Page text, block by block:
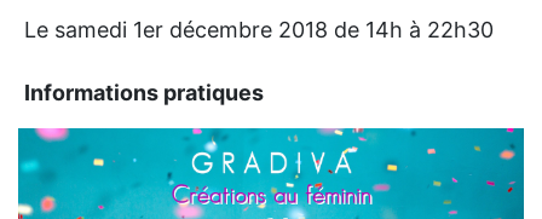
Le samedi 1er décembre 2018 de 14h à 22h30
Informations pratiques